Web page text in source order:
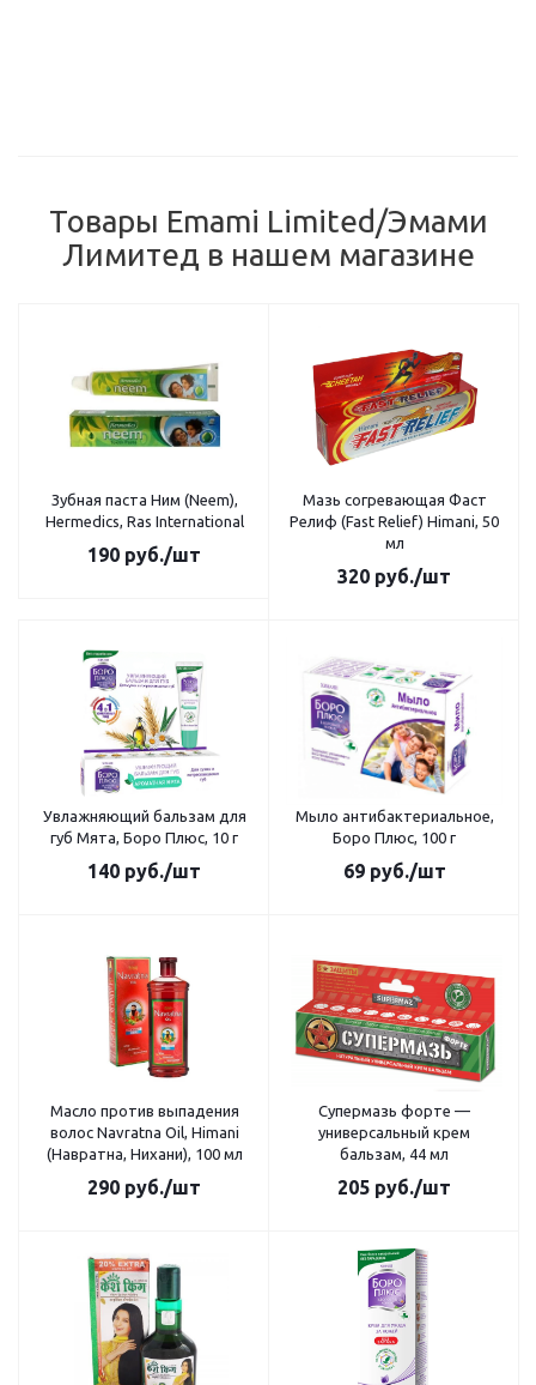
Товары Emami Limited/Эмами
Лимитед в нашем магазине
Зубная паста Ним (Neem),
Hermedics, Ras International
190 руб./шт
Мазь согревающая Фаст
Релиф (Fast Relief) Himani, 50
мл
320 руб./шт
Увлажняющий бальзам для
губ Мята, Боро Плюс, 10 г
140 руб./шт
Мыло антибактериальное,
Боро Плюс, 100 г
69руб./шт
Масло против выпадения
волос Navratna Oil, Himani
(Навратна, Нихани), 100 мл
290 руб./шт
Супермазь форте —
универсальный крем
бальзам, 44 мл
205 руб./шт